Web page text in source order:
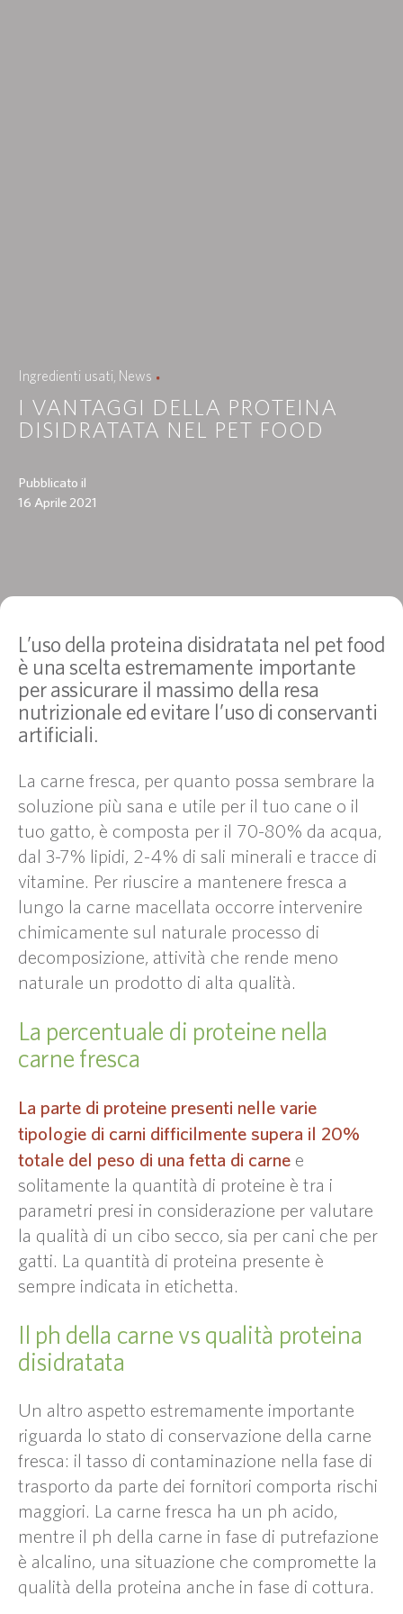
Ingredienti usati News
I VANTAGGI DELLA PROTEINA
DISIDRATATA NEL PET FOOD
Pubblicato il
16 Aprile 2021
L’uso della proteina disidratata nel pet food
è una scelta estremamente importante
per assicurare il massimo della resa
nutrizionale ed evitare l’uso di conservanti
artificiali.
La carne fresca, per quanto possa sembrare la
soluzione più sana e utile per il tuo cane o il
tuo gatto, è composta per il 70-80% da acqua,
dal 3-7% lipidi, 2-4% di sali minerali e tracce di
vitamine. Per riuscire a mantenere fresca a
lungo la carne macellata occorre intervenire
chimicamente sul naturale processo di
decomposizione, attività che rende meno
naturale un prodotto di alta qualità.
La percentuale di proteine nella
carne fresca
La parte di proteine presenti nelle varie
tipologie di carni difficilmente supera il 20%
totale del peso di una fetta di carne e
solitamente la quantità di proteine è tra i
parametri presi in considerazione per valutare
la qualità di un cibo secco, sia per cani che per
gatti. La quantità di proteina presente è
sempre indicata in etichetta.
Il ph della carne vs qualità proteina
disidratata
Un altro aspetto estremamente importante
riguarda lo stato di conservazione della carne
fresca: il tasso di contaminazione nella fase di
trasporto da parte dei fornitori comporta rischi
maggiori. La carne fresca ha un ph acido,
mentre il ph della carne in fase di putrefazione
è alcalino, una situazione che compromette la
qualità della proteina anche in fase di cottura.